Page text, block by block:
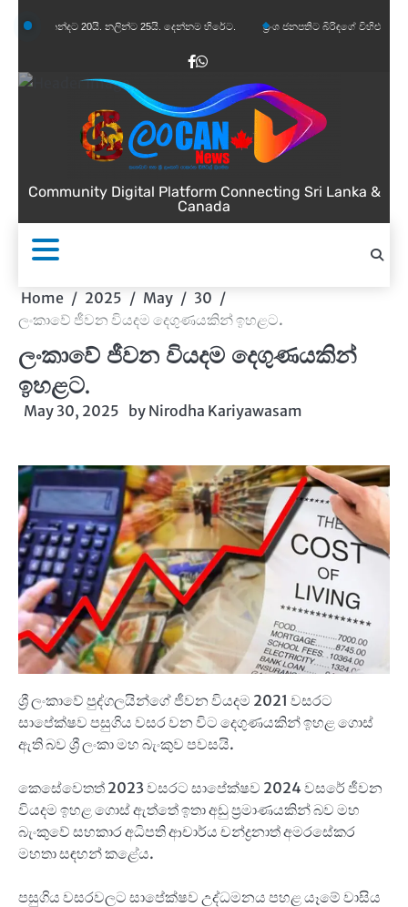
to20යි. නලින්ට 25යි. දෙන්නම හිරේට. ප්‍රංශ ජනපතිට බිරිඳගේ විහිළුවක්. විහිළුවදුරදිග
Facebook
WhatsApp
Community Digital Platform Connecting Sri Lanka &
Canada
Home 2025 May
30
ලංකාවේ ජීවන වියදම දෙගුණයකින් ඉහළට.
ලංකාවේ ජීවන වියදම දෙගුණයකින්
ඉහළට.
May 30, 2025 by Nirodha Kariyawasam
ශ්‍රී ලංකාවේ පුද්ගලයින්ගේ ජීවන වියදම 2021 වසරට
සාපේක්ෂව පසුගිය වසර වන විට දෙගුණයකින් ඉහළ ගොස්
ඇති බව ශ්‍රී ලංකා මහ බැංකුව පවසයි.
කෙසේවෙතත් 2023 වසරට සාපේක්ෂව 2024 වසරේ ජීවන
වියදම ඉහළ ගොස් ඇත්තේ ඉතා අඩු ප්‍රමාණයකින් බව මහ
බැංකුවේ සහකාර අධිපති ආචාර්ය චන්ද්‍රනාත් අමරසේකර
මහතා සඳහන් කළේය.
පසුගිය වසරවලට සාපේක්ෂව උද්ධමනය පහළ යෑමේ වාසිය